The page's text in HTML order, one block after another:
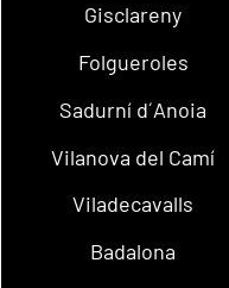
Gisclareny
Folgueroles
Sadurní d´Anoia
Vilanova del Camí
Viladecavalls
Badalona